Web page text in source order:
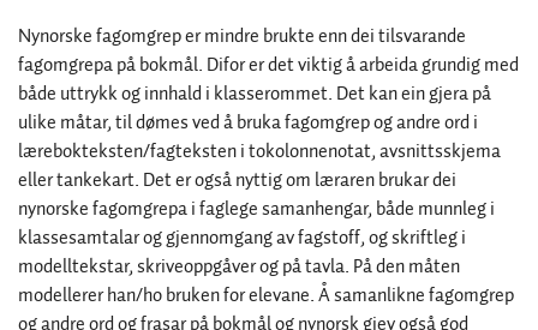
Nynorske fagomgrep er mindre brukte enn dei tilsvarande
fagomgrepa på bokmål. Difor er det viktig å arbeida grundig med
både uttrykk og innhald i klasserommet. Det kan ein gjera på
ulike måtar, til dømes ved å bruka fagomgrep og andre ord i
lærebokteksten/fagteksten i tokolonnenotat, avsnittsskjema
eller tankekart. Det er også nyttig om læraren brukar dei
nynorske fagomgrepa i faglege samanhengar, både munnleg i
klassesamtalar og gjennomgang av fagstoff, og skriftleg i
modelltekstar, skriveoppgåver og på tavla. På den måten
modellerer han/ho bruken for elevane. Å samanlikne fagomgrep